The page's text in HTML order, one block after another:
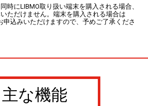
時にLIBMO取り扱い端末を購入される場合、
いただけません。端末を購入される場合は
申込みいただけますので、予めご了承くださ
主な機能